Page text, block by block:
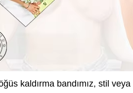
kaldırma bandımız, stil